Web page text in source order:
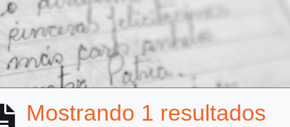
Mostrando 1 resultados